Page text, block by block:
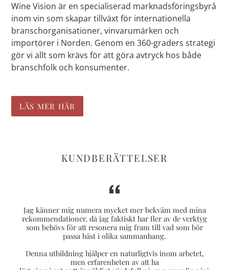
Wine Vision är en specialiserad marknadsföringsbyrå
inom vin som skapar tillväxt för internationella
branschorganisationer, vinvarumärken och
importörer i Norden. Genom en 360-graders strategi
gör vi allt som krävs för att göra avtryck hos både
branschfolk och konsumenter.
LÄS MER HÄR
KUNDBERÄTTELSER
Jag känner mig numera mycket mer bekväm med mina
rekommendationer, då jag faktiskt har fler av de verktyg
som behövs för att resonera mig fram till vad som bör
passa bäst i olika sammanhang.
Denna utbildning hjälper en naturligtvis inom arbetet,
men erfarenheten av att ha